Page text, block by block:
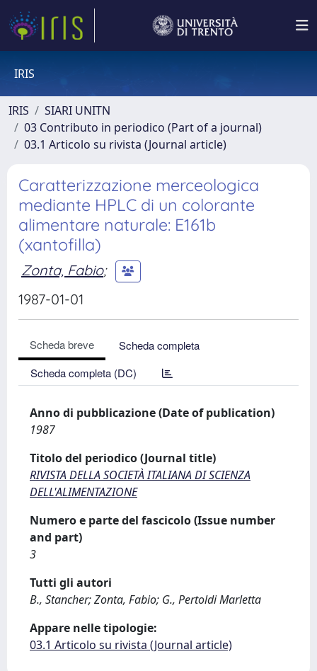
IRIS
IRIS
SIARI UNITN
03 Contributo in periodico (Part of a journal)
03.1 Articolo su rivista (Journal article)
Caratterizzazione merceologica
mediante HPLC di un colorante
alimentare naturale: E161b
(xantofilla)
Zonta, Fabio;
1987-01-01
Scheda breve
Scheda completa
Scheda completa (DC)
Anno di pubblicazione (Date of publication)
1987
Titolo del periodico (Journal title)
RIVISTA DELLA SOCIETÀ ITALIANA DI SCIENZA
DELL'ALIMENTAZIONE
Numero e parte del fascicolo (Issue number
and part)
3
Tutti gli autori
B., Stancher; Zonta, Fabio; G., Pertoldi Marletta
Appare nelle tipologie:
03.1 Articolo su rivista (Journal article)